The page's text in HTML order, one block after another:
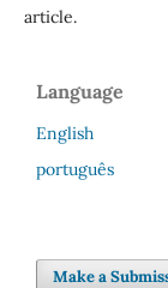
article.
Language
English
português
Make a